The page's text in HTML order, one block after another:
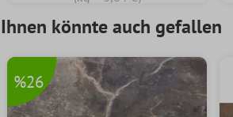
Ihnen könnte auch gefallen
%26